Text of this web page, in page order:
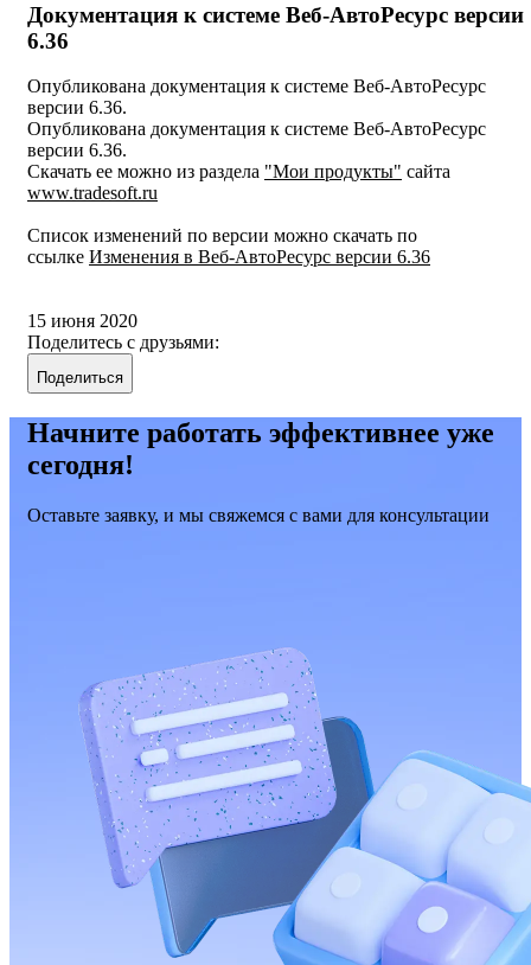
Документация к системе Веб-АвтоРесурс версии
6.36
Опубликована документация к системе Веб-АвтоРесурс
версии 6.36.
Опубликована документация к системе Веб-АвтоРесурс
версии 6.36.
Скачать ее можно из раздела "Мои продукты" сайта
www.tradesoft.ru
Список изменений по версии можно скачать по
ссылке Изменения в Веб-АвтоРесурс версии 6.36
15 июня 2020
Поделитесь с друзьями:
Поделиться
Начните работать эффективнее уже
сегодня!
Оставьте заявку, и мы свяжемся с вами для консультации